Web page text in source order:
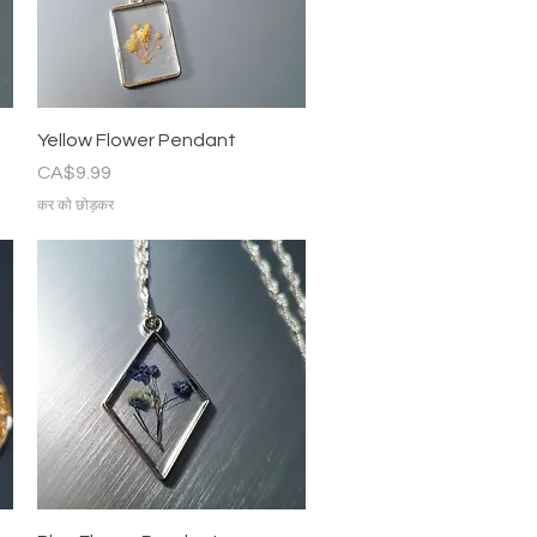
त्वरित दृश्य
Yellow Flower Pendant
मूल्य
CA$9.99
कर को छोड़कर